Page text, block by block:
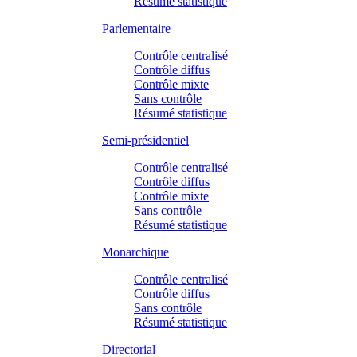
Parlementaire
Contrôle centralisé
Contrôle diffus
Contrôle mixte
Sans contrôle
Résumé statistique
Semi-présidentiel
Contrôle centralisé
Contrôle diffus
Contrôle mixte
Sans contrôle
Résumé statistique
Monarchique
Contrôle centralisé
Contrôle diffus
Sans contrôle
Résumé statistique
Directorial